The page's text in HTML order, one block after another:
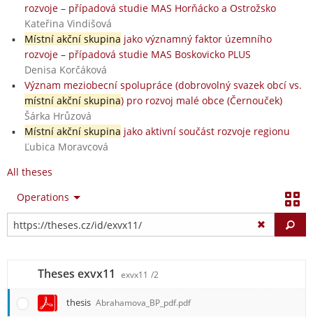
rozvoje – případová studie MAS Horňácko a Ostrožsko
Kateřina Vindišová
Místní akční skupina jako významný faktor územního
rozvoje – případová studie MAS Boskovicko PLUS
Denisa Korčáková
Význam meziobecní spolupráce (dobrovolný svazek obcí vs.
místní akční skupina) pro rozvoj malé obce (Černouček)
Šárka Hrůzová
Místní akční skupina jako aktivní součást rozvoje regionu
Ľubica Moravcová
All theses
Operations
Theses exvx11 exvx11 /2
thesis Abrahamova_BP_pdf.pdf